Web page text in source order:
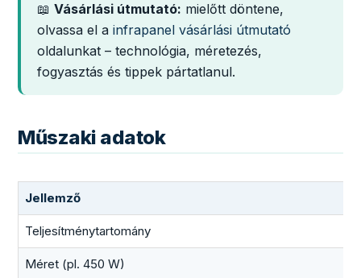
📖 Vásárlási útmutató: mielőtt döntene,
olvassa el a infrapanel vásárlási útmutató
oldalunkat – technológia, méretezés,
fogyasztás és tippek pártatlanul.
Műszaki adatok
Jellemző
Teljesítménytartomány
Méret (pl. 450 W)